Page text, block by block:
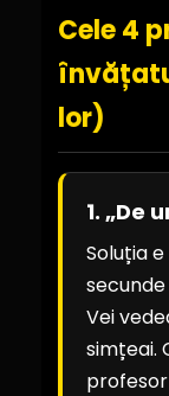
Cele 4
lor)
1. „De
Soluția
Vei
simțeai.
profesor